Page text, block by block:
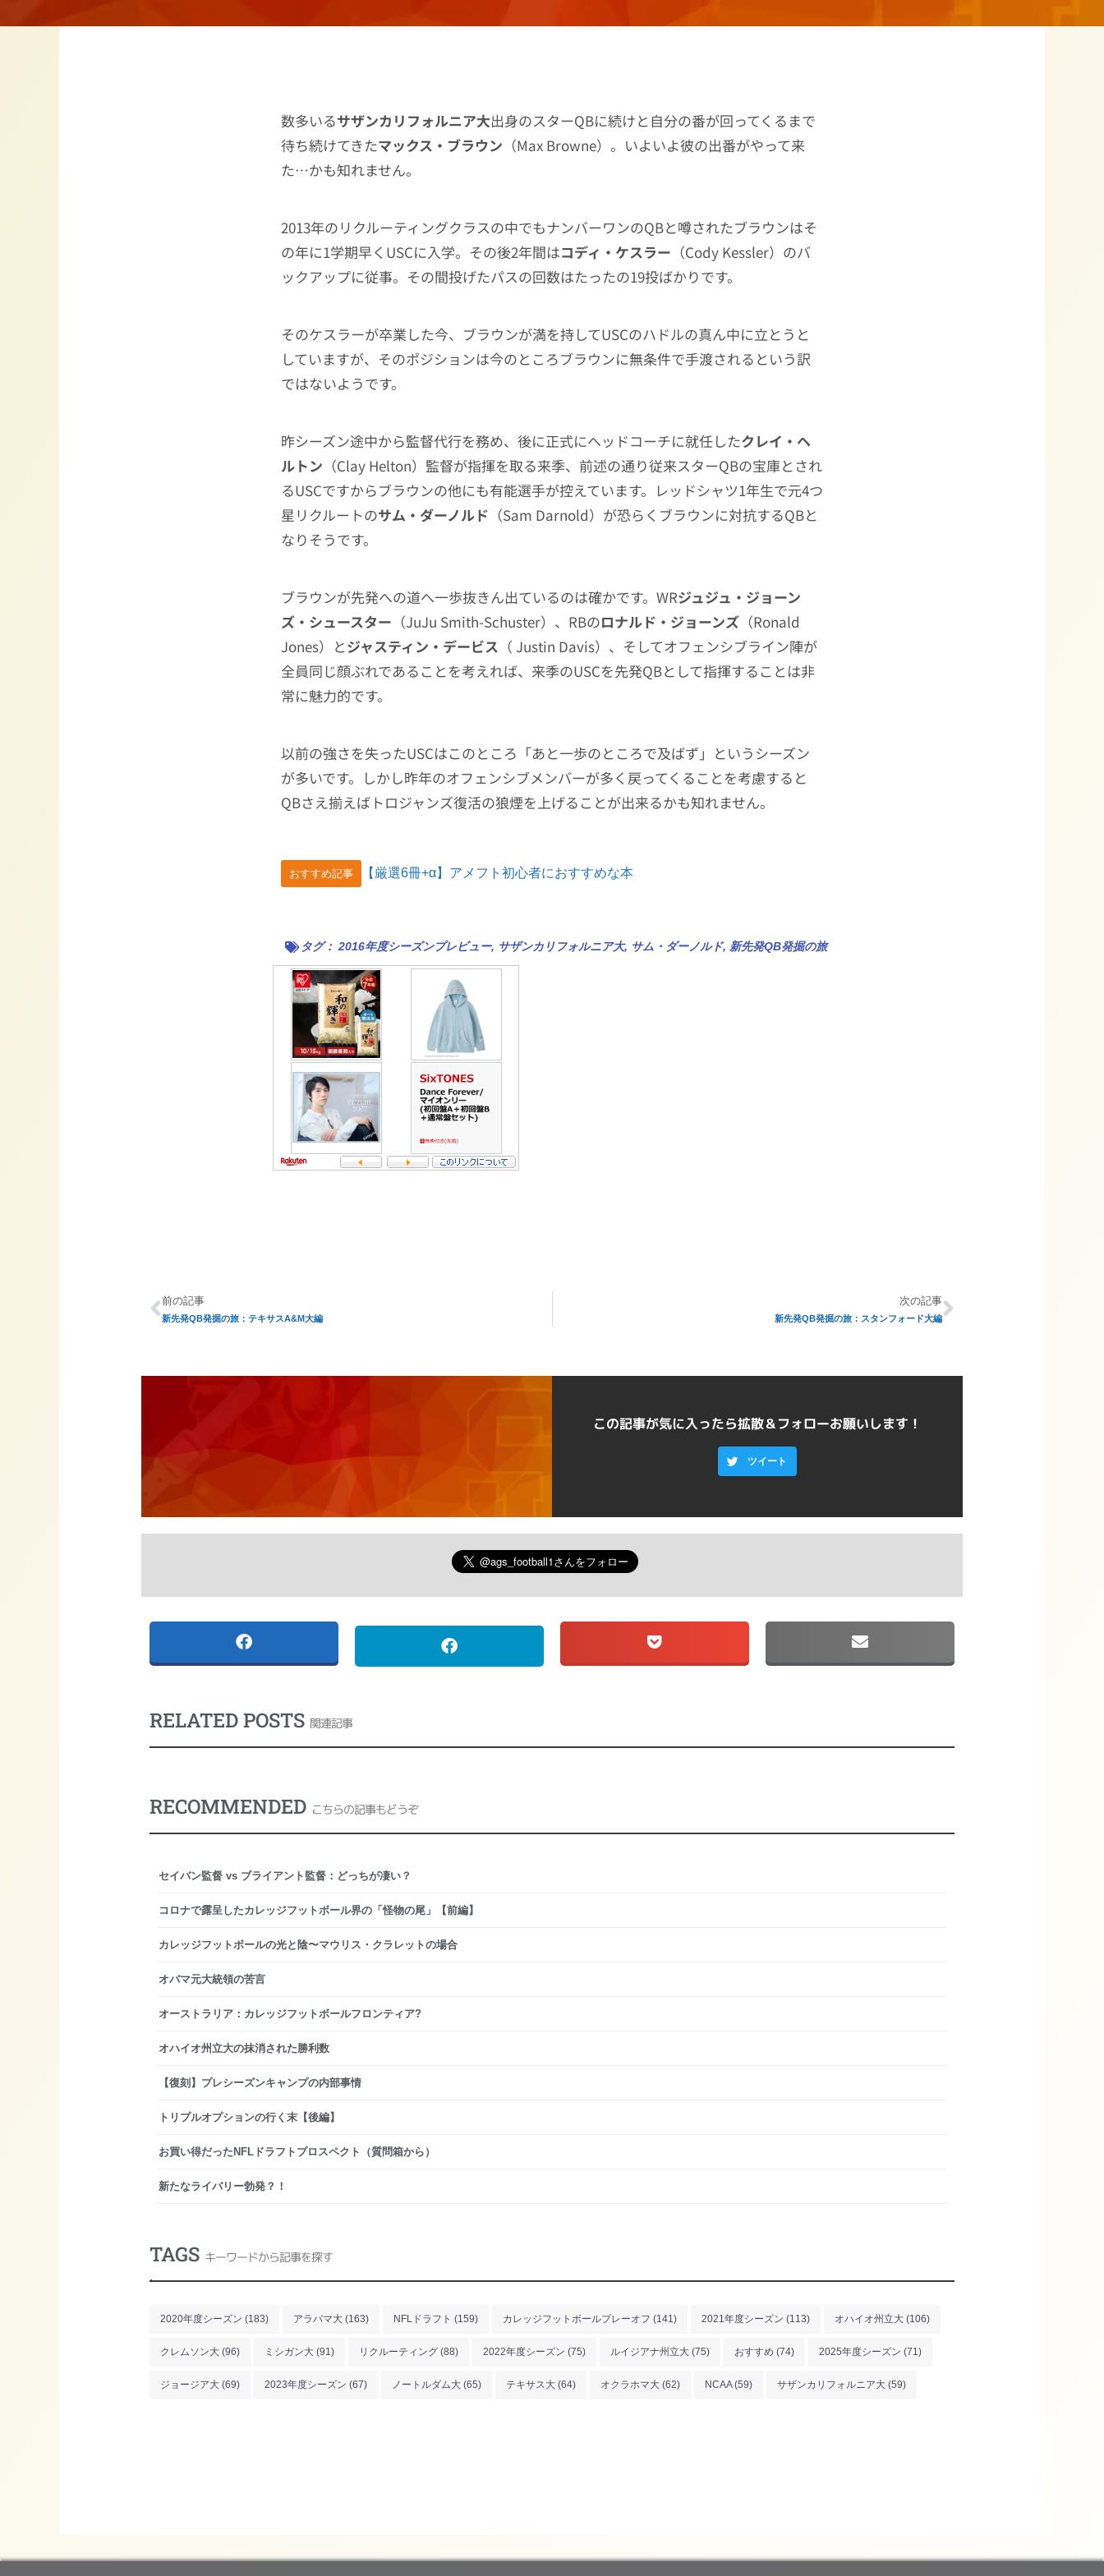
数多いるサザンカリフォルニア大出身のスターQBに続けと自分の番が回ってくるまで
待ち続けてきたマックス・ブラウン （Max Browne）。いよいよ彼の出番がやって来
た…かも知れません。
2013年のリクルーティングクラスの中でもナンバーワンのQBと噂されたブラウンはそ
の年に1学期早くUSCに入学。その後2年間はコディ・ケスラー （Cody Kessler）のバ
ックアップに従事。その間投げたパスの回数はたったの19投ばかりです。
そのケスラーが卒業した今、ブラウンが満を持してUSCのハドルの真ん中に立とうと
していますが、そのポジションは今のところブラウンに無条件で手渡されるという訳
ではないようです。
昨シーズン途中から監督代行を務め、後に正式にヘッドコーチに就任したクレイ・ヘ
ルトン （Clay Helton）監督が指揮を取る来季、前述の通り従来スターQBの宝庫とされ
るUSCですからブラウンの他にも有能選手が控えています。レッドシャツ1年生で元4つ
星リクルートのサム・ダーノルド （Sam Darnold）が恐らくブラウンに対抗するQBと
なりそうです。
ブラウンが先発への道へ一歩抜きん出ているのは確かです。WRジュジュ・ジョーン
ズ・シュースター （JuJu Smith-Schuster）、RBのロナルド・ジョーンズ （Ronald
Jones）とジャスティン・デービス （ Justin Davis）、そしてオフェンシブライン陣が
全員同じ顔ぶれであることを考えれば、来季のUSCを先発QBとして指揮することは非
常に魅力的です。
以前の強さを失ったUSCはこのところ「あと一歩のところで及ばず」というシーズン
が多いです。しかし昨年のオフェンシブメンバーが多く戻ってくることを考慮すると
QBさえ揃えばトロジャンズ復活の狼煙を上げることが出来るかも知れません。
おすすめ記事 【厳選6冊+α】アメフト初心者におすすめな本
タグ： 2016年度シーズンプレビュー, サザンカリフォルニア大, サム・ダーノルド, 新先発QB発掘の旅
前の記事
新先発QB発掘の旅：テキサスA&M大編
次の記事
新先発QB発掘の旅：スタンフォード大編
この記事が気に入ったら拡散＆フォローお願いします！
ツイート
RELATED POSTS 関連記事
RECOMMENDED こちらの記事もどうぞ
セイバン監督 vs ブライアント監督：どっちが凄い？
コロナで露呈したカレッジフットボール界の「怪物の尾」【前編】
カレッジフットボールの光と陰〜マウリス・クラレットの場合
オバマ元大統領の苦言
オーストラリア：カレッジフットボールフロンティア?
オハイオ州立大の抹消された勝利数
【復刻】プレシーズンキャンプの内部事情
トリプルオプションの行く末【後編】
お買い得だったNFLドラフトプロスペクト（質問箱から）
新たなライバリー勃発？！
TAGS キーワードから記事を探す
.
2020年度シーズン (183) アラバマ大 (163) NFLドラフト (159) カレッジフットボールプレーオフ (141) 2021年度シーズン (113) オハイオ州立大 (106)
クレムソン大 (96) ミシガン大 (91) リクルーティング (88) 2022年度シーズン (75) ルイジアナ州立大 (75) おすすめ (74) 2025年度シーズン (71)
ジョージア大 (69) 2023年度シーズン (67) ノートルダム大 (65) テキサス大 (64) オクラホマ大 (62) NCAA(59) サザンカリフォルニア大 (59)